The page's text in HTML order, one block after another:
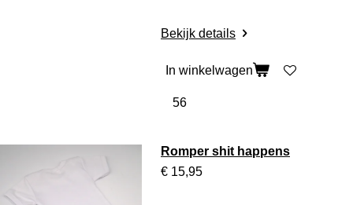
Bekijk details
In winkelwagen
Romper shit happens
€ 15,95